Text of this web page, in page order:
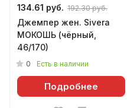
134.61 руб. 192.30 руб.
Джемпер жен. Sivera
МОКОШЬ (чёрный,
46/170)
0 Есть в наличии
Подробнее